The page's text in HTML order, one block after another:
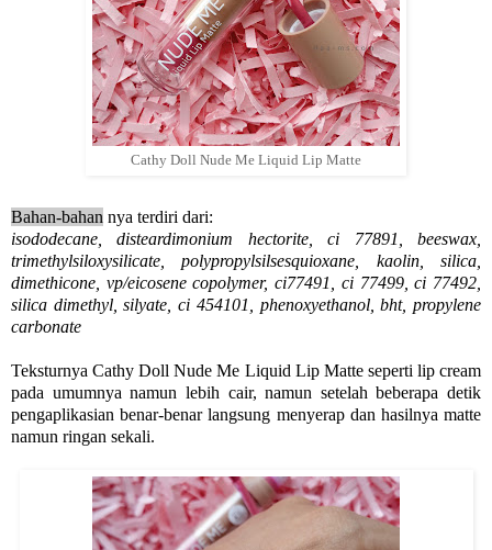
Cathy Doll Nude Me Liquid Lip Matte
Bahan-bahan nya terdiri dari:
isododecane, disteardimonium hectorite, ci 77891, beeswax,
trimethylsiloxysilicate, polypropylsilsesquioxane, kaolin, silica,
dimethicone, vp/eicosene copolymer, ci77491, ci 77499, ci 77492,
silica dimethyl, silyate, ci 454101, phenoxyethanol, bht, propylene
carbonate
Teksturnya Cathy Doll Nude Me Liquid Lip Matte seperti lip cream
pada umumnya namun lebih cair, namun setelah beberapa detik
pengaplikasian benar-benar langsung menyerap dan hasilnya matte
namun ringan sekali.